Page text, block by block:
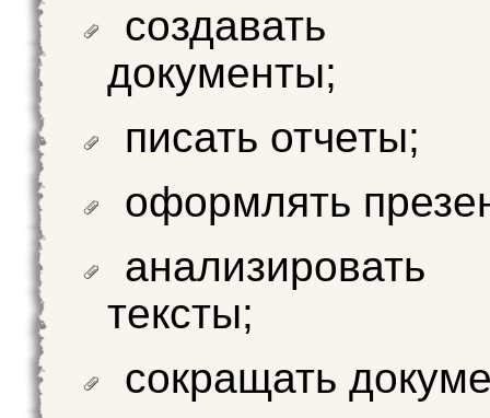
создавать
документы;
писать отчеты;
оформлять
тексты;
сокращать